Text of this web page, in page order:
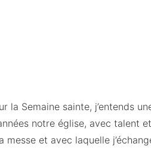
la Semaine sainte, j’entends
notre église, avec talent et
et avec laquelle